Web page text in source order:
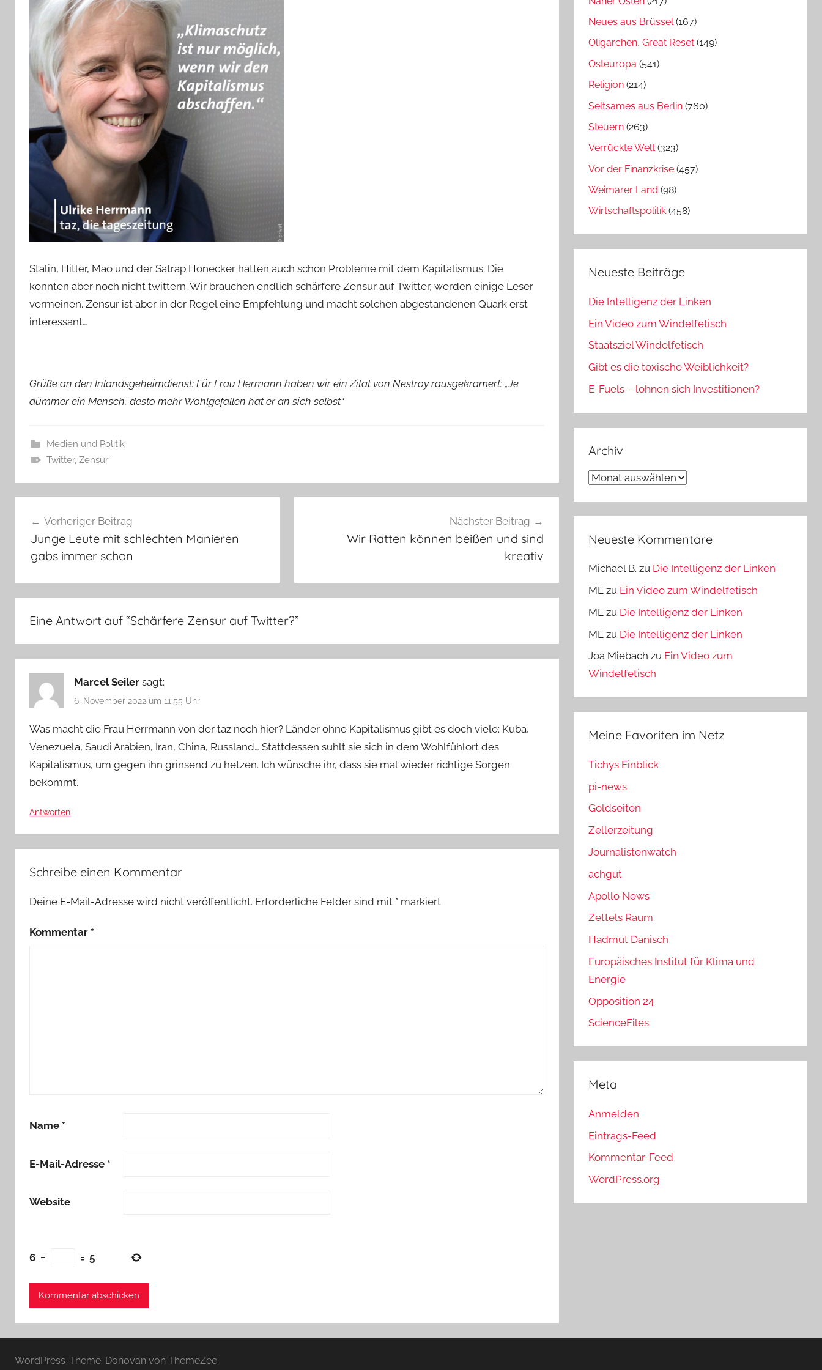
Stalin, Hitler, Mao und der Satrap Honecker hatten auch schon Probleme mit dem Kapitalismus. Die
konnten aber noch nicht twittern. Wir brauchen endlich schärfere Zensur auf Twitter, werden einige Leser
vermeinen. Zensur ist aber in der Regel eine Empfehlung und macht solchen abgestandenen Quark erst
interessant…
Grüße an den Inlandsgeheimdienst: Für Frau Hermann haben wir ein Zitat von Nestroy rausgekramert: „Je
dümmer ein Mensch, desto mehr Wohlgefallen hat er an sich selbst“
Medien und Politik
Twitter, Zensur
Vorheriger Beitrag
Junge Leute mit schlechten Manieren
gabs immer schon
Nächster Beitrag
Wir Ratten können beißen und sind
kreativ
Eine Antwort auf “Schärfere Zensur auf Twitter?”
Marcel Seiler sagt:
6. November 2022 um 11:55 Uhr
Was macht die Frau Herrmann von der taz noch hier? Länder ohne Kapitalismus gibt es doch viele: Kuba,
Venezuela, Saudi Arabien, Iran, China, Russland… Stattdessen suhlt sie sich in dem Wohlfühlort des
Kapitalismus, um gegen ihn grinsend zu hetzen. Ich wünsche ihr, dass sie mal wieder richtige Sorgen
bekommt.
Antworten
Schreibe einen Kommentar
Deine E-Mail-Adresse wird nicht veröffentlicht. Erforderliche Felder sind mit * markiert
Kommentar *
Name *
E-Mail-Adresse *
Website
6 − = 5
Neues aus Brüssel(167)
Oligarchen, Great Reset (149)
Osteuropa (541)
Religion (214)
Seltsames aus Berlin (760)
Steuern (263)
Verrückte Welt (323)
Vor der Finanzkrise (457)
Weimarer Land (98)
Wirtschaftspolitik (458)
Neueste Beiträge
Die Intelligenz der Linken
Ein Video zum Windelfetisch
Staatsziel Windelfetisch
Gibt es die toxische Weiblichkeit?
E-Fuels – lohnen sich Investitionen?
Archiv
Archiv
Neueste Kommentare
Michael B. zu Die Intelligenz der Linken
ME zu Ein Video zum Windelfetisch
ME zu Die Intelligenz der Linken
ME zu Die Intelligenz der Linken
Joa Miebach zu Ein Video zum
Windelfetisch
Meine Favoriten im Netz
Tichys Einblick
pi-news
Goldseiten
Zellerzeitung
Journalistenwatch
achgut
Apollo News
Zettels Raum
Hadmut Danisch
Europäisches Institut für Klima und
Energie
Opposition 24
ScienceFiles
Meta
Anmelden
Eintrags-Feed
Kommentar-Feed
WordPress.org
WordPress-Theme: Donovan von ThemeZee.